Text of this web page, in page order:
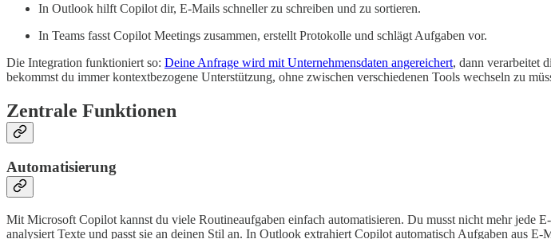
In Outlook hilft Copilot dir, E-Mails schneller zu schreiben und zu sortieren.
In Teams fasst Copilot Meetings zusammen, erstellt Protokolle und schlägt Aufgaben vor.
Die Integration funktioniert so: Deine Anfrage wird mit Unternehmensdaten angereichert, dann verarbeitet
bekommst du immer kontextbezogene Unterstützung, ohne zwischen verschiedenen Tools wechseln zu
Zentrale Funktionen
Automatisierung
Mit Microsoft Copilot kannst du viele Routineaufgaben einfach automatisieren. Du musst nicht mehr jede
analysiert Texte und passt sie an deinen Stil an. In Outlook extrahiert Copilot automatisch Aufgaben aus